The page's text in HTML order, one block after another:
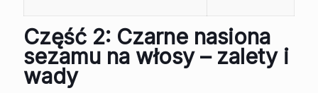
Część 2: Czarne nasiona
sezamu na włosy – zalety i
wady